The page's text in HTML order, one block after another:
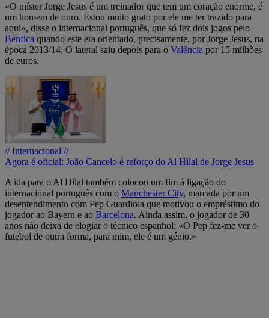
«O míster Jorge Jesus é um treinador que tem um coração enorme, é
um homem de ouro. Estou muito grato por ele me ter trazido para
aqui», disse o internacional português, que só fez dois jogos pelo
Benfica quando este era orientado, precisamente, por Jorge Jesus, na
época 2013/14. O lateral saiu depois para o Valência por 15 milhões
de euros.
// Internacional //
Agora é oficial: João Cancelo é reforço do Al Hilal de Jorge Jesus
A ida para o Al Hilal também colocou um fim à ligação do
internacional português com o Manchester City, marcada por um
desentendimento com Pep Guardiola que motivou o empréstimo do
jogador ao Bayern e ao Barcelona. Ainda assim, o jogador de 30
anos não deixa de elogiar o técnico espanhol: «O Pep fez-me ver o
futebol de outra forma, para mim, ele é um génio.»